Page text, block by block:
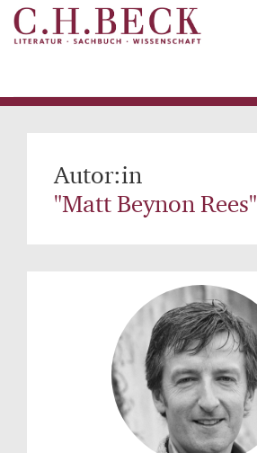
Autor:in
"Matt Beynon Rees"